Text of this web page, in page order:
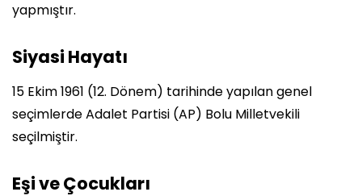
yapmıştır.
Siyasi Hayatı
15 Ekim 1961 (12. Dönem) tarihinde yapılan genel
seçimlerde Adalet Partisi (AP) Bolu Milletvekili
seçilmiştir.
Eşi ve Çocukları